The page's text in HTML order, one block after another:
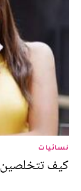
نسائيات
كيف